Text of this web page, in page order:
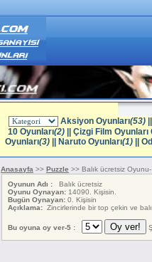
Aksiyon Oyunları(53)||
10 Oyunları(2)|| Çizgi Film Oyunları
Oyunları(3) Naruto Oyunları(1)
Anasayfa >> Puzzle >> Balık ücretsiz
Oyunun Adı : Balık ücretsiz
Oyunu Oynayan: 14090. Kişisin.
Bugün Oynayan: 0. Kişisin
Açıklama: Zincirlerinde bir top çekin ve
Bu oyuna oy ver-5 :